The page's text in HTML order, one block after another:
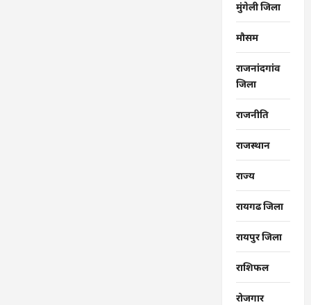
मुंगेली जिला
मौसम
राजनांदगांव
जिला
राजनीति
राजस्थान
राज्‍य
रायगढ जिला
रायपुर जिला
राशिफल
रोजगार